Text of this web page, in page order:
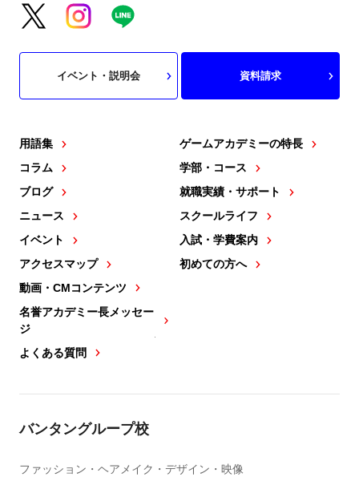
用語集
コラム
ブログ
ニュース
イベント
アクセスマップ
動画・CMコンテンツ
名誉アカデミー長メッセー
ジ
よくある質問
ゲームアカデミーの特長
学部・コース
就職実績・サポート
スクールライフ
入試・学費案内
初めての方へ
イベント・説明会 資料請求
バンタングループ校
ファッション・ヘアメイク・デザイン・映像